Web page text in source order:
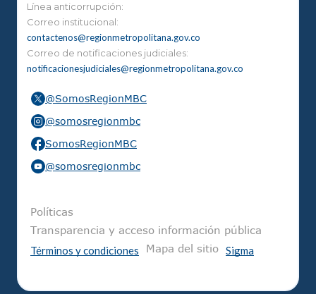
Línea anticorrupción:
Correo institucional:
contactenos@regionmetropolitana.gov.co
Correo de notificaciones judiciales:
notificacionesjudiciales@regionmetropolitana.gov.co
@SomosRegionMBC
@somosregionmbc
SomosRegionMBC
@somosregionmbc
Pie de página
Políticas
Transparencia y acceso información pública
Términos y condiciones
Mapa del sitio Sigma